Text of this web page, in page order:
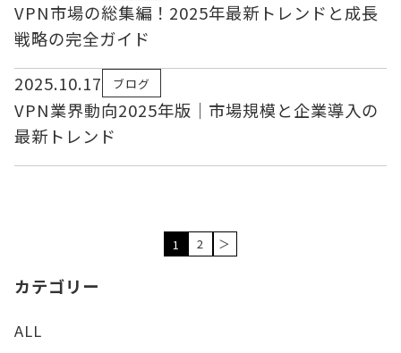
VPN市場の総集編！2025年最新トレンドと成長
戦略の完全ガイド
2025.10.17
ブログ
VPN業界動向2025年版｜市場規模と企業導入の
最新トレンド
1 2 ＞
カテゴリー
ALL